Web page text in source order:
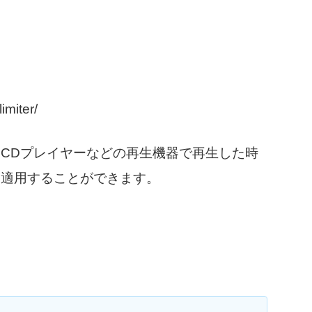
プレイヤーなどの再生機器で再生した時
用することができます。